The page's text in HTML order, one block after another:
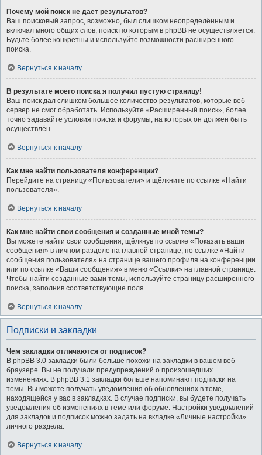
Почему мой поиск не даёт результатов?
Ваш поисковый запрос, возможно, был слишком неопределённым и
включал много общих слов, поиск по которым в phpBB не осуществляется.
Будьте более конкретны и используйте возможности расширенного
поиска.
Вернуться к началу
В результате моего поиска я получил пустую страницу!
Ваш поиск дал слишком большое количество результатов, которые веб-
сервер не смог обработать. Используйте «Расширенный поиск», более
точно задавайте условия поиска и форумы, на которых он должен быть
осуществлён.
Вернуться к началу
Как мне найти пользователя конференции?
Перейдите на страницу «Пользователи» и щёлкните по ссылке «Найти
пользователя».
Вернуться к началу
Как мне найти свои сообщения и созданные мной темы?
Вы можете найти свои сообщения, щёлкнув по ссылке «Показать ваши
сообщения» в личном разделе на главной странице, по ссылке «Найти
сообщения пользователя» на странице вашего профиля на конференции
или по ссылке «Ваши сообщения» в меню «Ссылки» на главной странице.
Чтобы найти созданные вами темы, используйте страницу расширенного
поиска, заполнив соответствующие поля.
Вернуться к началу
Подписки и закладки
Чем закладки отличаются от подписок?
В phpBB 3.0 закладки были больше похожи на закладки в вашем веб-
браузере. Вы не получали предупреждений о произошедших
изменениях. В phpBB 3.1 закладки больше напоминают подписки на
темы. Вы можете получать уведомления об обновлениях в теме,
находящейся у вас в закладках. В случае подписки, вы будете получать
уведомления об изменениях в теме или форуме. Настройки уведомлений
для закладок и подписок можно задать на вкладке «Личные настройки»
личного раздела.
Вернуться к началу